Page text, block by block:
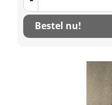
Bestel nu!